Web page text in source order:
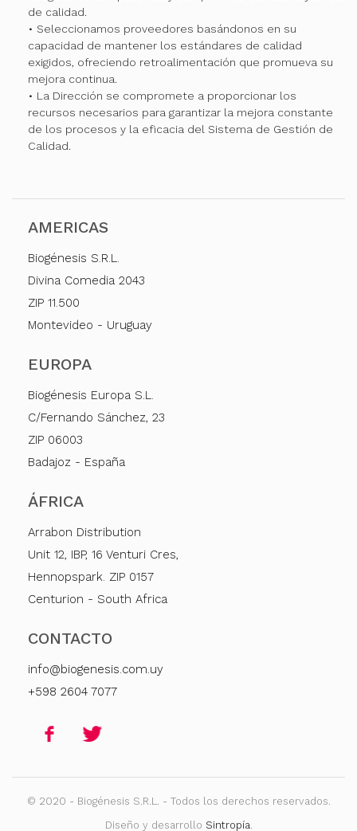
de calidad.
• Seleccionamos proveedores basándonos en su
capacidad de mantener los estándares de calidad
exigidos, ofreciendo retroalimentación que promueva su
mejora continua.
• La Dirección se compromete a proporcionar los
recursos necesarios para garantizar la mejora constante
de los procesos y la eficacia del Sistema de Gestión de
Calidad.
AMERICAS
Biogénesis S.R.L.
Divina Comedia 2043
ZIP 11.500
Montevideo - Uruguay
EUROPA
Biogénesis Europa S.L.
C/Fernando Sánchez, 23
ZIP 06003
Badajoz - España
ÁFRICA
Arrabon Distribution
Unit 12, IBP, 16 Venturi Cres,
Hennopspark. ZIP 0157
Centurion - South Africa
CONTACTO
info@biogenesis.com.uy
+598 2604 7077
© 2020 - Biogénesis S.R.L. - Todos los derechos reservados.
Diseño y desarrollo Sintropía